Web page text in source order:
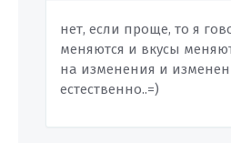
нет, если проще, то я
меняются и вкусы
на изменения и
естественно..=)